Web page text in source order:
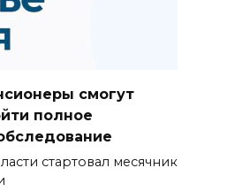
смогут
полное
стартовал месячник